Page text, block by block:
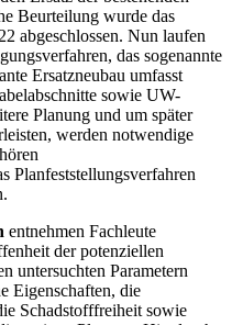
Beurteilung wurde das
abgeschlossen. Nun laufen
das sogenannte
Ersatzneubau umfasst
sowie UW-
Planung und um später
werden notwendige
Planfeststellungsverfahren
entnehmen Fachleute
der potenziellen
untersuchten Parametern
Eigenschaften, die
Schadstofffreiheit sowie